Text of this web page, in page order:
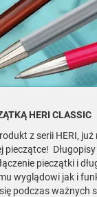
HERI CLASSIC
z serii HERI, już
pieczątce!
pieczątki i
wyglądowi jak i
podczas ważnych